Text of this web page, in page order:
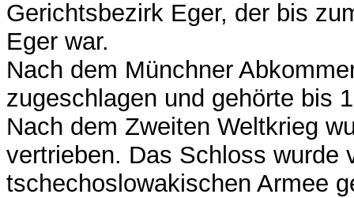
Gerichtsbezirk Eger, der bis
Eger war.
Nach dem Münchner
zugeschlagen und gehörte bis
Nach dem Zweiten Weltkrieg
vertrieben. Das Schloss wurde
tschechoslowakischen Armee